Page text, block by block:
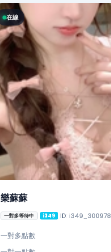
在線
樂蘇蘇
一對多等待中 i349 ID: i349_300978
一對多點數